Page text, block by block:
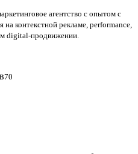
агентство с опытом с
на контекстной рекламе, performance,
digital-продвижении.
70